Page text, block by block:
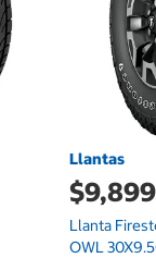
Llantas
Llanta
OWL